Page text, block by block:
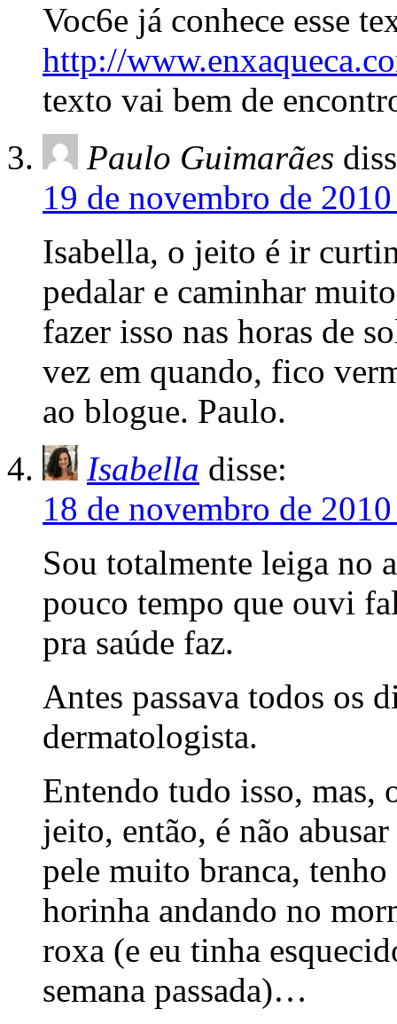
Voc6e já conhece esse
http://
texto vai bem de
Paulo Guimarães
19 de novembro de
Isabella, o jeito é ir
pedalar e caminhar
fazer isso nas horas de
vez em quando, fico
ao blogue. Paulo.
Isabella disse:
18 de novembro de
Sou totalmente leiga no
pouco tempo que ouvi
pra saúde faz.
Antes passava todos os
dermatologista.
Entendo tudo isso, mas,
jeito, então, é não
pele muito branca,
horinha andando no
roxa (e eu tinha
semana passada)…